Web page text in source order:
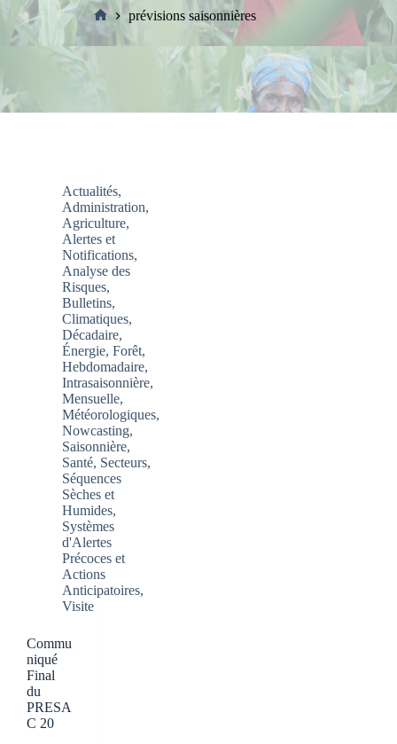
Accueil
prévisions saisonnières
Actualités,
Administration,
Agriculture,
Alertes et
Notifications,
Analyse des
Risques,
Bulletins,
Climatiques,
Décadaire,
Énergie, Forêt,
Hebdomadaire,
Intrasaisonnière,
Mensuelle,
Météorologiques,
Nowcasting,
Saisonnière,
Santé, Secteurs,
Séquences
Sèches et
Humides,
Systèmes
d'Alertes
Précoces et
Actions
Anticipatoires,
Visite
Commu
niqué
Final
du
PRESA
C 20